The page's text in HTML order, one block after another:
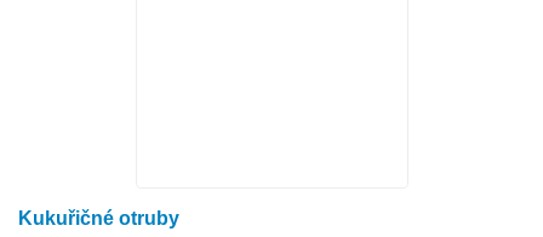
Kukuřičné otruby